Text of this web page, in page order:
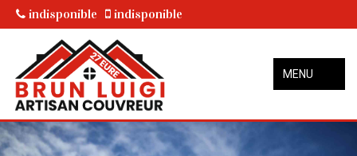
indisponible indisponible
MENU